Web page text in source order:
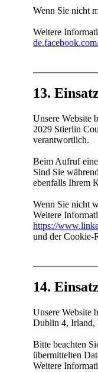
Wenn Sie nicht
Weitere
13.
Unsere Website
2029 Stierlin
verantwortlich.
Beim Aufruf
Sind Sie
ebenfalls Ihrem
Wenn Sie nicht
Weitere
https:/​­/​­
und der Cookie-
14.
Unsere Website
Dublin 4, Irland,
Bitte beachten
übermittelten
Weitere